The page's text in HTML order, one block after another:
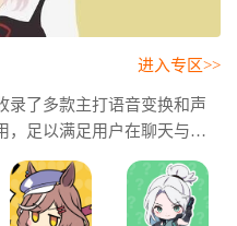
录了多款主打语音变换和声
，足以满足用户在聊天与娱
这些软件对原始声音进行音
可以实现男声、女声或者是
果。还有部分应用甚至能够
进入专区>>